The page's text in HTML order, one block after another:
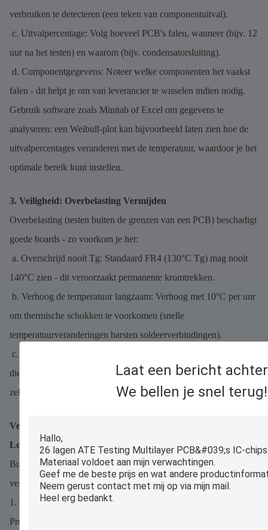
Laat een bericht achter
We bellen je snel terug!
verbruiken te detecteren (een teken van componentuitval).
c. Uitvalpercentage: Volg hoeveel PCB's falen, wanneer (bijv. 12
uur na het testen) en waarom (bijv. condensatorsluiting).
d. Componentgegevens: Noteer welke componenten het vaakst
falen - dit helpt je om van leverancier te wisselen indien nodig.
Gebruik software zoals Minitab of Excel om gegevens te
analyseren: een Weibull-plot kan bijvoorbeeld laten zien hoe de
uitvalpercentages veranderen met de temperatuur, waardoor je het
optimale bereik kunt instellen.
3. Veiligheid: Overbelasting Vermijden
Overbelasting (testen buiten de grenzen van een PCB) beschadigt
goede boards - zo voorkom je het:
a. Overschrijd nooit Tg: Standaard FR4 (130°C Tg) mag nooit
140°C zien - dit veroorzaakt permanente kromtrekken.
b. Verhoog de temperatuur langzaam: Verhoog met 10°C per uur
om thermische schokken te voorkomen (snelle
temperatuurveranderingen barsten soldeerverbindingen).
c. Volg de specificaties van de componenten: Een condensator
die is beoordeeld voor 125°C mag niet worden getest bij 150°C -
zelfs als het PCB-materiaal het aankan.
Veelvoorkomende Burn-In Uitdagingen & Hoe Ze Op Te
Lossen
Burn-in testen heeft valkuilen - maar ze zijn gemakkelijk te
vermijden met de juiste planning.
1. Overbelasting: Goede PCB's Beschadigen
Probleem: Testen bij 160°C (boven de 150°C Tg van high-Tg